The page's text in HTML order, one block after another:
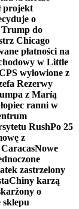
projekt
o
do
Chicago
płatności na
w Little
wyłowione z
Rezerwy
z Maríą
ranni w
RushPo 25
z
Nowe
zastrzelony
Chiny karzą
o
sklepu